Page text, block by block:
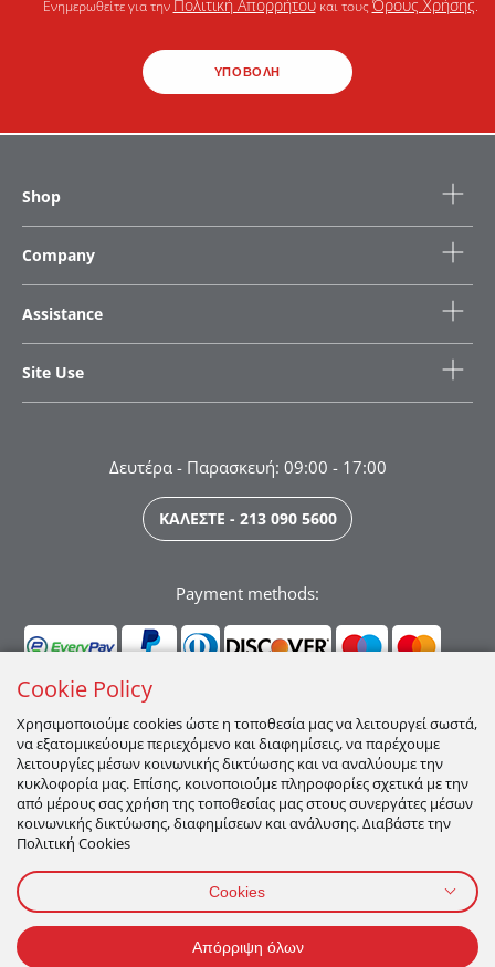
ΥΠΟΒΟΛΗ
Ενημερωθείτε για την Πολιτική Απορρήτουκαι τουςΌρους Χρήσης.
Shop
Company
Assistance
Site Use
Δευτέρα - Παρασκευή: 09:00 - 17:00
ΚΑΛΕΣΤΕ - 213 090 5600
Payment methods:
Ακολουθήστε μας:
ΟΡΟΙ ΧΡΗΣΗΣ
Cookie Policy
Χρησιμοποιούμε cookies ώστε η τοποθεσία μας να λειτουργεί σωστά,
να εξατομικεύουμε περιεχόμενο και διαφημίσεις, να παρέχουμε
λειτουργίες μέσων κοινωνικής δικτύωσης και να αναλύουμε την
κυκλοφορία μας. Επίσης, κοινοποιούμε πληροφορίες σχετικά με την
από μέρους σας χρήση της τοποθεσίας μας στους συνεργάτες μέσων
κοινωνικής δικτύωσης, διαφημίσεων και ανάλυσης. Διαβάστε την
Πολιτική Cookies
Cookies
Απόρριψη όλων